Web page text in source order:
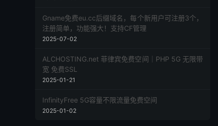
Gname免费eu.cc后缀域名，每个新用户可注册3个，
注册简单，功能强大！支持CF管理
2025-07-02
ALCHOSTING.net 菲律宾免费空间｜PHP 5G 无限带
宽 免费SSL
2025-01-21
InfinityFree 5G容量不限流量免费空间
2025-01-02